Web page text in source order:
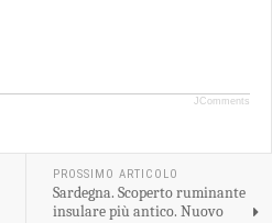
JComments
PROSSIMO ARTICOLO
Sardegna. Scoperto ruminante
insulare più antico. Nuovo